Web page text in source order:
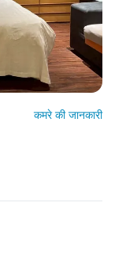
कमरे की जानकारी